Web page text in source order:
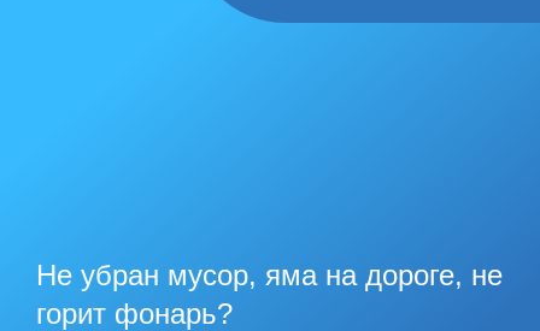
Не убран мусор, яма на дороге, не
горит фонарь?